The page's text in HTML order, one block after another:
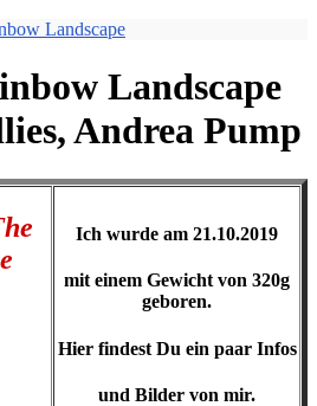
Landscape
Landscape
Andrea Pump
Ich wurde am 21.10.2019
mit einem Gewicht von 320g
geboren.
Hier findest Du ein paar Infos
und Bilder von mir.